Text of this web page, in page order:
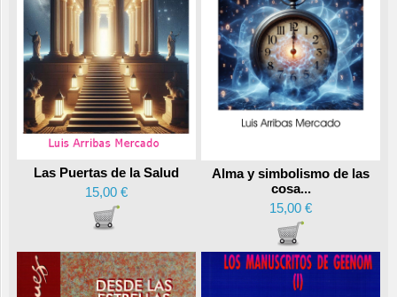
Las Puertas de la Salud
15,00 €
Alma y simbolismo de las
cosa...
15,00 €